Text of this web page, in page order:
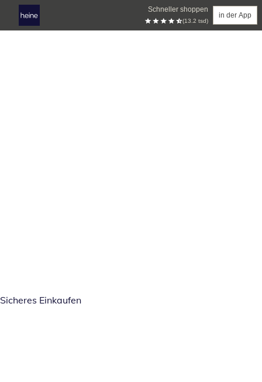
Schneller shoppen
(13.2 tsd)
in der App
Sicheres Einkaufen